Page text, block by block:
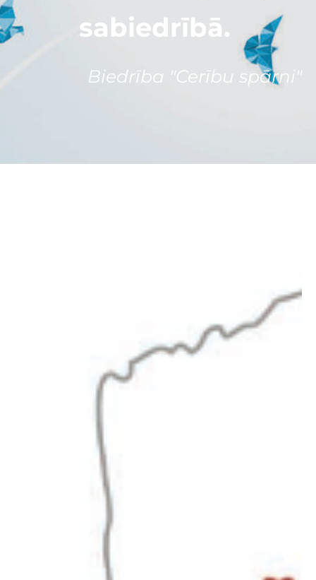
sabiedrībā.
Biedrība "Cerību spārni"